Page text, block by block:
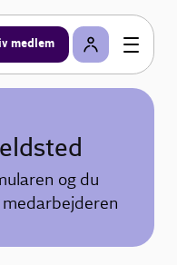
medlem
og du